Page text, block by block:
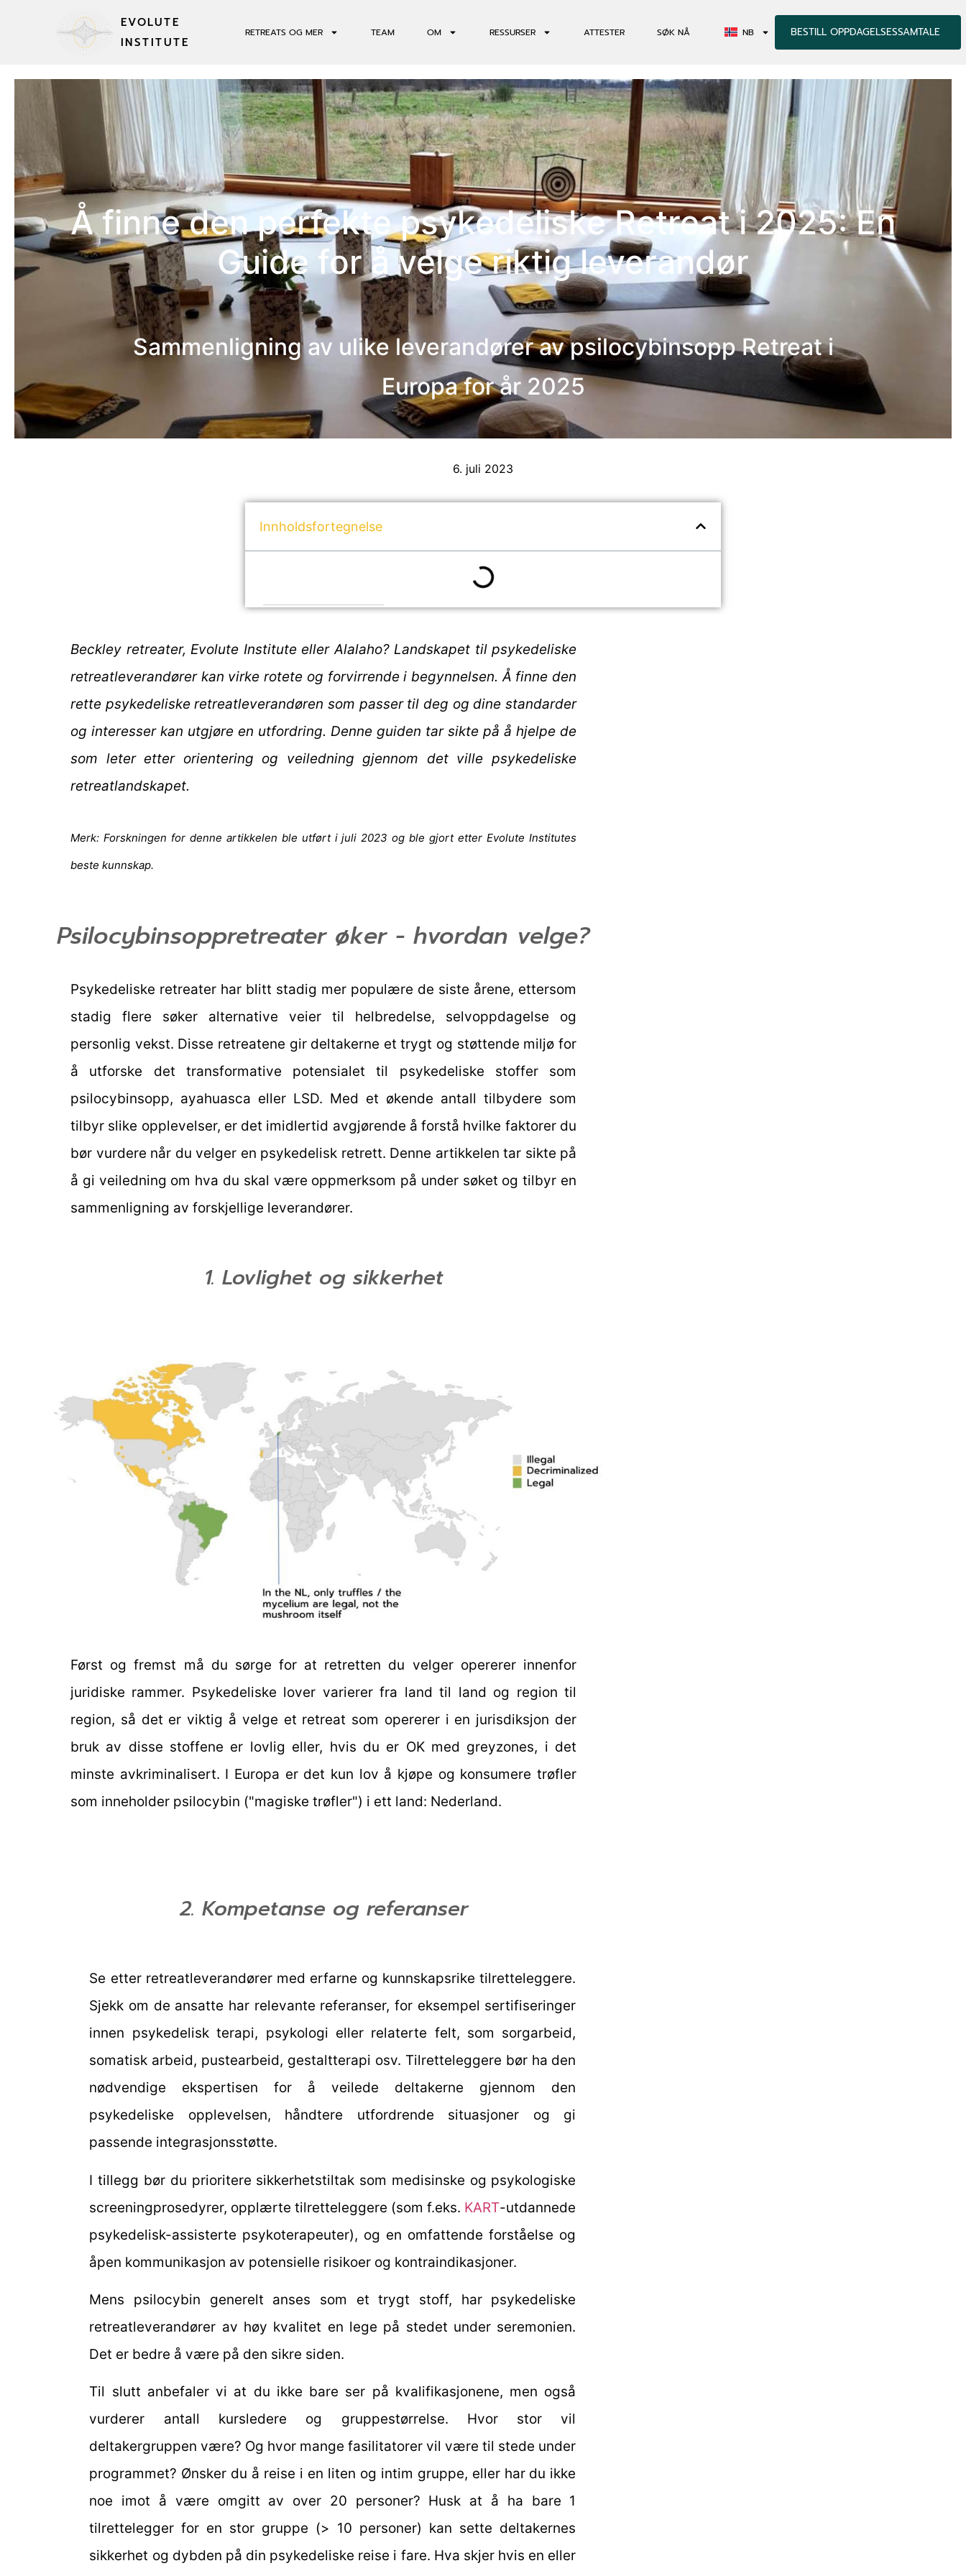
RETREATS OG MER TEAM OM RESSURSER ATTESTER SØK NÅ NB BESTILL OPPDAGELSESSAMTALE
EVOLUTE
INSTITUTE
Å finne den perfekte psykedeliske Retreat i 2025: En
Guide for å velge riktig leverandør
Sammenligning av ulike leverandører av psilocybinsopp Retreat i
Europa for år 2025
6. juli 2023
Innholdsfortegnelse
Beckley retreater, Evolute Institute eller Alalaho? Landskapet til psykedeliske
retreatleverandører kan virke rotete og forvirrende i begynnelsen. Å finne den
rette psykedeliske retreatleverandøren som passer til deg og dine standarder
og interesser kan utgjøre en utfordring. Denne guiden tar sikte på å hjelpe de
som leter etter orientering og veiledning gjennom det ville psykedeliske
retreatlandskapet.
Merk: Forskningen for denne artikkelen ble utført i juli 2023 og ble gjort etter Evolute Institutes
beste kunnskap.
Psilocybinsoppretreater øker - hvordan velge?
Psykedeliske retreater har blitt stadig mer populære de siste årene, ettersom
stadig flere søker alternative veier til helbredelse, selvoppdagelse og
personlig vekst. Disse retreatene gir deltakerne et trygt og støttende miljø for
å utforske det transformative potensialet til psykedeliske stoffer som
psilocybinsopp, ayahuasca eller LSD. Med et økende antall tilbydere som
tilbyr slike opplevelser, er det imidlertid avgjørende å forstå hvilke faktorer du
bør vurdere når du velger en psykedelisk retrett. Denne artikkelen tar sikte på
å gi veiledning om hva du skal være oppmerksom på under søket og tilbyr en
sammenligning av forskjellige leverandører.
1. Lovlighet og sikkerhet
Først og fremst må du sørge for at retretten du velger opererer innenfor
juridiske rammer. Psykedeliske lover varierer fra land til land og region til
region, så det er viktig å velge et retreat som opererer i en jurisdiksjon der
bruk av disse stoffene er lovlig eller, hvis du er OK med greyzones, i det
minste avkriminalisert. I Europa er det kun lov å kjøpe og konsumere trøfler
som inneholder psilocybin ("magiske trøfler") i ett land: Nederland.
2. Kompetanse og referanser
Se etter retreatleverandører med erfarne og kunnskapsrike tilretteleggere.
Sjekk om de ansatte har relevante referanser, for eksempel sertifiseringer
innen psykedelisk terapi, psykologi eller relaterte felt, som sorgarbeid,
somatisk arbeid, pustearbeid, gestaltterapi osv. Tilretteleggere bør ha den
nødvendige ekspertisen for å veilede deltakerne gjennom den
psykedeliske opplevelsen, håndtere utfordrende situasjoner og gi
passende integrasjonsstøtte.
I tillegg bør du prioritere sikkerhetstiltak som medisinske og psykologiske
screeningprosedyrer, opplærte tilretteleggere (som f.eks. KART-utdannede
psykedelisk-assisterte psykoterapeuter), og en omfattende forståelse og
åpen kommunikasjon av potensielle risikoer og kontraindikasjoner.
Mens psilocybin generelt anses som et trygt stoff, har psykedeliske
retreatleverandører av høy kvalitet en lege på stedet under seremonien.
Det er bedre å være på den sikre siden.
Til slutt anbefaler vi at du ikke bare ser på kvalifikasjonene, men også
vurderer antall kursledere og gruppestørrelse. Hvor stor vil
deltakergruppen være? Og hvor mange fasilitatorer vil være til stede under
programmet? Ønsker du å reise i en liten og intim gruppe, eller har du ikke
noe imot å være omgitt av over 20 personer? Husk at å ha bare 1
tilrettelegger for en stor gruppe (> 10 personer) kan sette deltakernes
sikkerhet og dybden på din psykedeliske reise i fare. Hva skjer hvis en eller